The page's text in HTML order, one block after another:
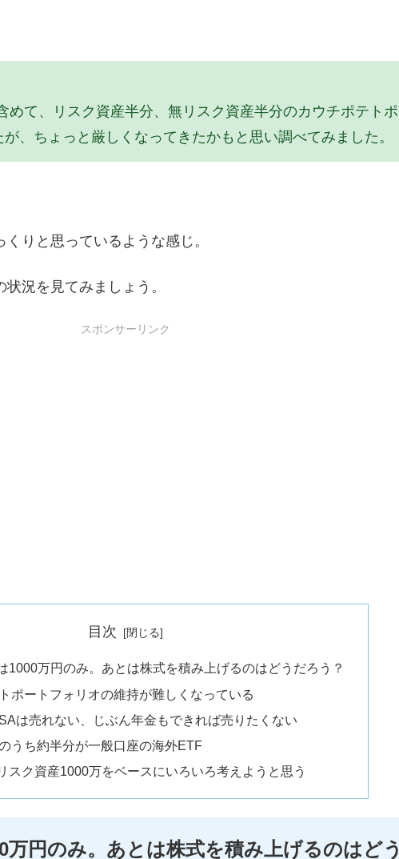
めて、リスク資産半分、無リスク資産半分のカウチポテトポ
、ちょっと厳しくなってきたかもと思い調べてみました。
りと思っているような感じ。
況を見てみましょう。
スポンサーリンク
目次
1000万円のみ。あとは株式を積み上げるのはどうだろう？
ポートフォリオの維持が難しくなっている
は売れない、じぶん年金もできれば売りたくない
うち約半分が一般口座の海外ETF
スク資産1000万をベースにいろいろ考えようと思う
万円のみ。あとは株式を積み上げるのはど